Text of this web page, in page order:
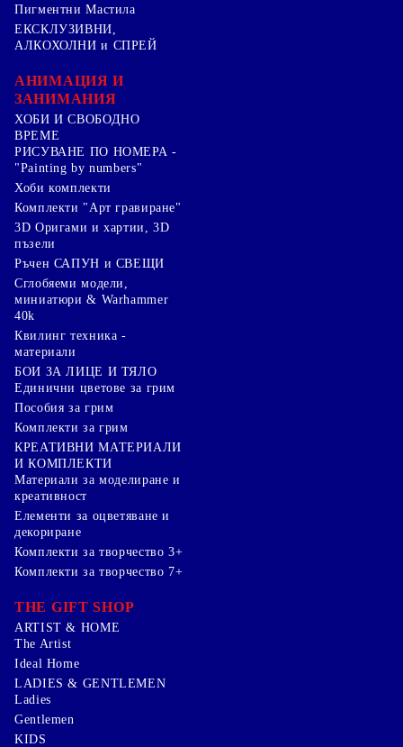
Пигментни Мастила
ЕКСКЛУЗИВНИ,
АЛКОХОЛНИ и СПРЕЙ
АНИМАЦИЯ И
ЗАНИМАНИЯ
ХОБИ И СВОБОДНО
ВРЕМЕ
РИСУВАНЕ ПО НОМЕРА -
"Painting by numbers"
Хоби комплекти
Комплекти "Арт гравиране"
3D Оригами и хартии, 3D
пъзели
Ръчен САПУН и СВЕЩИ
Сглобяеми модели,
миниатюри & Warhammer
40k
Квилинг техника -
материали
БОИ ЗА ЛИЦЕ И ТЯЛО
Единични цветове за грим
Пособия за грим
Комплекти за грим
КРЕАТИВНИ МАТЕРИАЛИ
И КОМПЛЕКТИ
Mатериали за моделиране и
креативност
Елементи за оцветяване и
декориране
Комплекти за творчество 3+
Комплекти за творчество 7+
THE GIFT SHOP
ARTIST & HOME
The Artist
Ideal Home
LADIES & GENTLEMEN
Ladies
Gentlemen
KIDS